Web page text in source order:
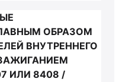
ОБРАЗОМ
ВНУТРЕННЕГО
ИЛИ 8408 /